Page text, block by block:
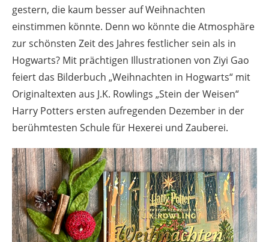
gestern, die kaum besser auf Weihnachten
einstimmen könnte. Denn wo könnte die Atmosphäre
zur schönsten Zeit des Jahres festlicher sein als in
Hogwarts? Mit prächtigen Illustrationen von Ziyi Gao
feiert das Bilderbuch „Weihnachten in Hogwarts“ mit
Originaltexten aus J.K. Rowlings „Stein der Weisen“
Harry Potters ersten aufregenden Dezember in der
berühmtesten Schule für Hexerei und Zauberei.